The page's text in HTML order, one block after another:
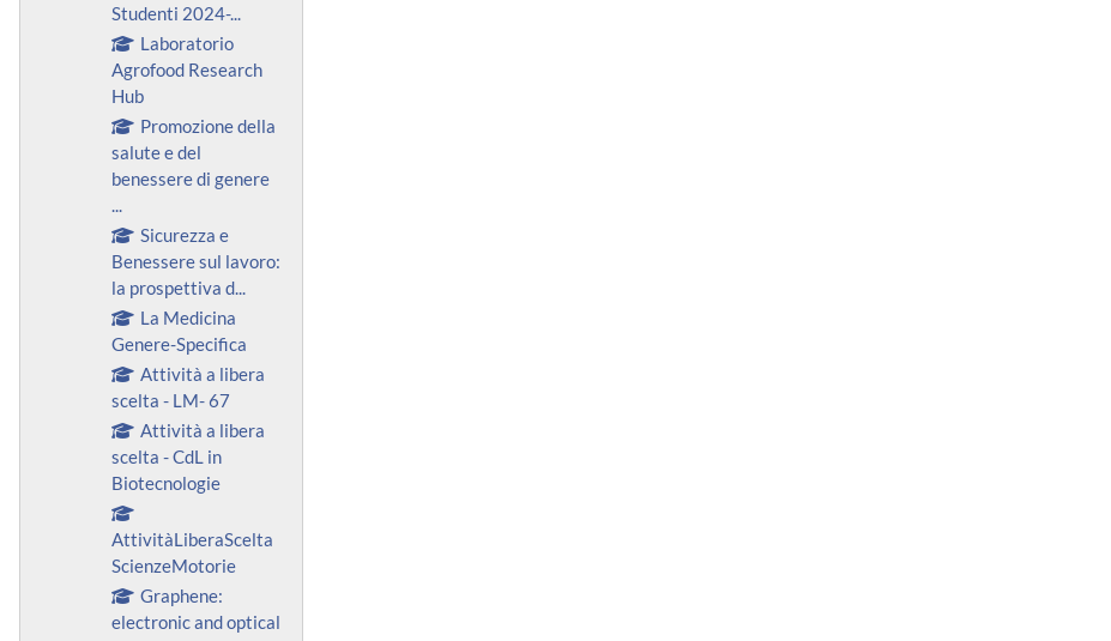
Studenti 2024-...
Laboratorio
Agrofood Research
Hub
Promozione della
salute e del
benessere di genere
Sicurezza e
Benessere sul lavoro:
la prospettiva d...
La Medicina
Genere-Specifica
Attività a libera
scelta - LM- 67
Attività a libera
scelta - CdL in
Biotecnologie
AttivitàLiberaScelta
ScienzeMotorie
Graphene:
electronic and optical